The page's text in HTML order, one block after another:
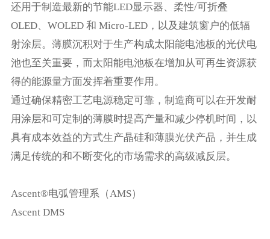
还用于制造最新的节能LED显示器、柔性/可折叠
OLED、WOLED 和 Micro-LED，以及建筑窗户的低辐
射涂层。薄膜沉积对于生产构成太阳能电池板的光伏电
池也至关重要，而太阳能电池板在增加从可再生资源获
得的能源量方面发挥着重要作用。
通过确保精密工艺电源稳定可靠，制造商可以在开发耐
用涂层和可定制的薄膜时提高产量和减少停机时间，以
具有成本效益的方式生产晶硅和薄膜光伏产品，并生成
满足传统的和不断变化的市场需求的高级减反层。
Ascent®电弧管理系（AMS）
Ascent DMS